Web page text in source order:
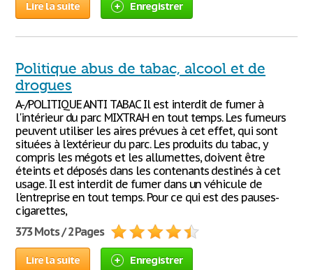
Lire la suite Enregistrer
Politique abus de tabac, alcool et de
drogues
A-/POLITIQUE ANTI TABAC Il est interdit de fumer à
l'intérieur du parc MIXTRAH en tout temps. Les fumeurs
peuvent utiliser les aires prévues à cet effet, qui sont
situées à l'extérieur du parc. Les produits du tabac, y
compris les mégots et les allumettes, doivent être
éteints et déposés dans les contenants destinés à cet
usage. Il est interdit de fumer dans un véhicule de
l'entreprise en tout temps. Pour ce qui est des pauses-
cigarettes,
373 Mots / 2 Pages
Lire la suite Enregistrer